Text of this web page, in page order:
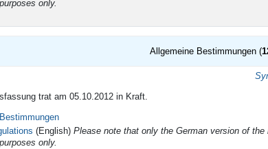
only.
Allgemeine Bestimmungen (
trat am 05.10.2012 in Kraft.
(English) Please note that only the German version of
only.